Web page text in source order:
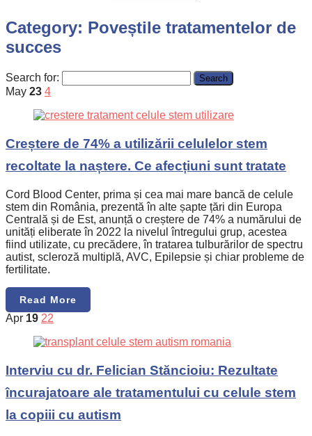
Category: Poveștile tratamentelor de
succes
Search for:
May 23 4
Creștere de 74% a utilizării celulelor stem
recoltate la naștere. Ce afecțiuni sunt tratate
Cord Blood Center, prima și cea mai mare bancă de celule
stem din România, prezentă în alte șapte țări din Europa
Centrală și de Est, anunță o creștere de 74% a numărului de
unități eliberate în 2022 la nivelul întregului grup, acestea
fiind utilizate, cu precădere, în tratarea tulburărilor de spectru
autist, scleroză multiplă, AVC, Epilepsie și chiar probleme de
fertilitate.
Read More
Apr 19 22
Interviu cu dr. Felician Stăncioiu: Rezultate
încurajatoare ale tratamentului cu celule stem
la copiii cu autism